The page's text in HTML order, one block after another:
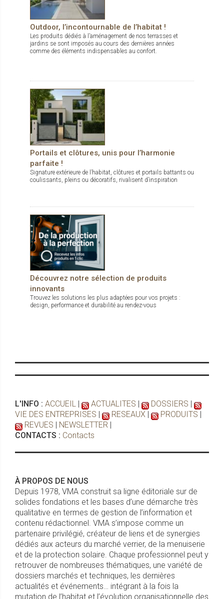
Outdoor, l’incontournable de l’habitat !
Les produits dédiés à l’aménagement de nos terrasses et
jardins se sont imposés au cours des dernières années
comme des éléments indispensables au confort.
Portails et clôtures, unis pour l’harmonie
parfaite !
Signature extérieure de l’habitat, clôtures et portails battants ou
coulissants, pleins ou décoratifs, rivalisent d’inspiration
Découvrez notre sélection de produits
innovants
Trouvez les solutions les plus adaptées pour vos projets :
design, performance et durabilité au rendez-vous
L'INFO : ACCUEIL ACTUALITES DOSSIERS
VIE DES ENTREPRISES
RESEAUX PRODUITS
REVUES
NEWSLETTER
CONTACTS : Contacts
À PROPOS DE NOUS
Depuis 1978, VMA construit sa ligne éditoriale sur de
solides fondations et les bases d’une démarche très
qualitative en termes de gestion de l’information et
contenu rédactionnel. VMA s’impose comme un
partenaire privilégié, créateur de liens et de synergies
dédiés aux acteurs du marché verrier, de la menuiserie
et de la protection solaire. Chaque professionnel peut y
retrouver de nombreuses thématiques, une variété de
dossiers marchés et techniques, les dernières
actualités et événements… intégrant à la fois la
mutation de l’habitat et l’évolution organisationnelle des